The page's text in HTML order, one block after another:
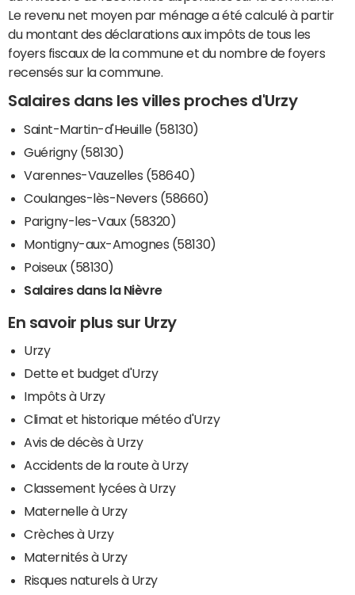
Le revenu net moyen par ménage a été calculé à partir
du montant des déclarations aux impôts de tous les
foyers fiscaux de la commune et du nombre de foyers
recensés sur la commune.
Salaires dans les villes proches d'Urzy
Saint-Martin-d'Heuille (58130)
Guérigny (58130)
Varennes-Vauzelles (58640)
Coulanges-lès-Nevers (58660)
Parigny-les-Vaux (58320)
Montigny-aux-Amognes (58130)
Poiseux (58130)
Salaires dans la Nièvre
En savoir plus sur Urzy
Urzy
Dette et budget d'Urzy
Impôts à Urzy
Climat et historique météo d'Urzy
Avis de décès à Urzy
Accidents de la route à Urzy
Classement lycées à Urzy
Maternelle à Urzy
Crèches à Urzy
Maternités à Urzy
Risques naturels à Urzy